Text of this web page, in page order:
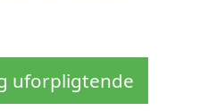
uforpligtende